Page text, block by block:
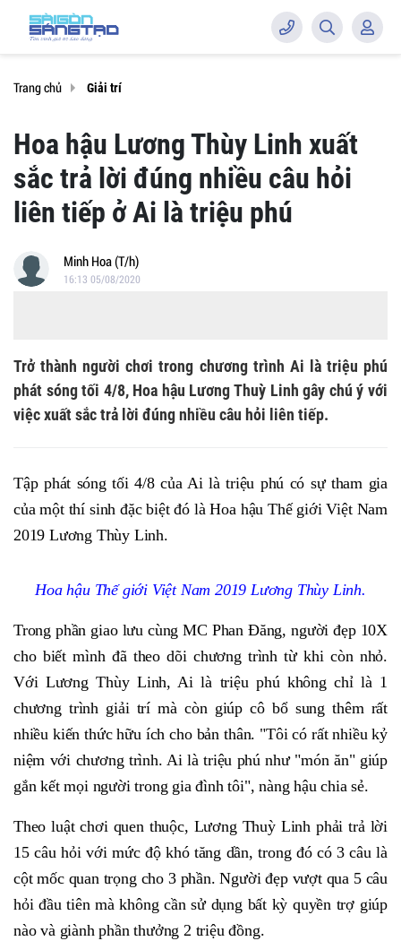
Trang chủ Giải trí
Hoa hậu Lương Thùy Linh xuất
sắc trả lời đúng nhiều câu hỏi
liên tiếp ở Ai là triệu phú
Minh Hoa (T/h)
16:13 05/08/2020
Trở thành người chơi trong chương trình Ai là triệu phú
phát sóng tối 4/8, Hoa hậu Lương Thuỳ Linh gây chú ý với
việc xuất sắc trả lời đúng nhiều câu hỏi liên tiếp.
Tập phát sóng tối 4/8 của Ai là triệu phú có sự tham gia
của một thí sinh đặc biệt đó là Hoa hậu Thế giới Việt Nam
2019 Lương Thùy Linh.
Hoa hậu Thế giới Việt Nam 2019 Lương Thùy Linh.
Trong phần giao lưu cùng MC Phan Đăng, người đẹp 10X
cho biết mình đã theo dõi chương trình từ khi còn nhỏ.
Với Lương Thùy Linh, Ai là triệu phú không chỉ là 1
chương trình giải trí mà còn giúp cô bổ sung thêm rất
nhiều kiến thức hữu ích cho bản thân. "Tôi có rất nhiều kỷ
niệm với chương trình. Ai là triệu phú như "món ăn" giúp
gắn kết mọi người trong gia đình tôi", nàng hậu chia sẻ.
Theo luật chơi quen thuộc, Lương Thuỳ Linh phải trả lời
15 câu hỏi với mức độ khó tăng dần, trong đó có 3 câu là
cột mốc quan trọng cho 3 phần. Người đẹp vượt qua 5 câu
hỏi đầu tiên mà không cần sử dụng bất kỳ quyền trợ giúp
nào và giành phần thưởng 2 triệu đồng.